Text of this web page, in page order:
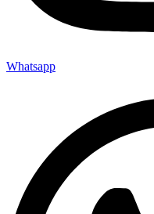
Whatsapp